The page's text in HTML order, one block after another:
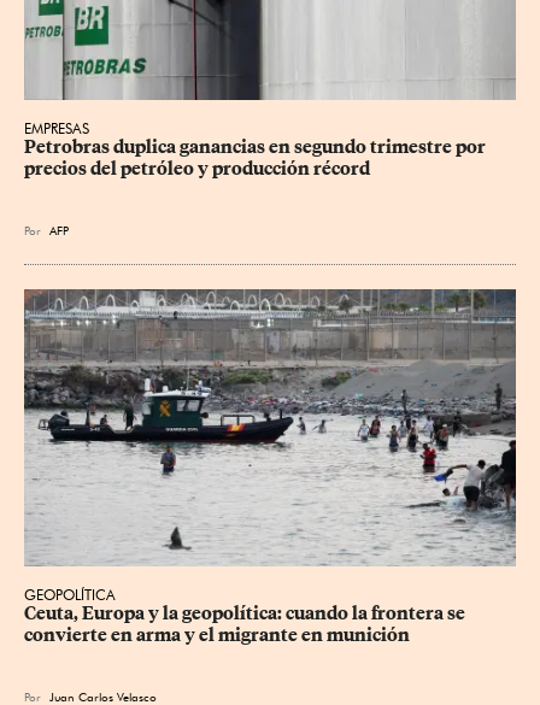
EMPRESAS
Petrobras duplica ganancias en segundo trimestre por
precios del petróleo y producción récord
Por AFP
GEOPOLÍTICA
Ceuta, Europa y la geopolítica: cuando la frontera se
convierte en arma y el migrante en munición
Por Juan Carlos Velasco